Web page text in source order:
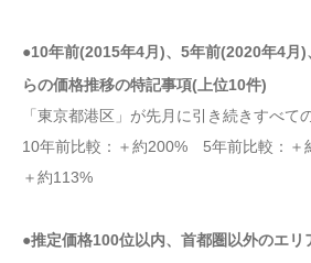
●10年前(2015年4月)、5年前(2020年4月
らの価格推移の特記事項(上位10件)
「東京都港区」が先月に引き続きすべて
10年前比較：＋約200% 5年前比較：＋
＋約113%
●推定価格100位以内、首都圏以外のエリ